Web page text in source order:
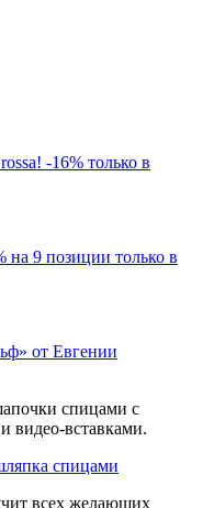
-16% только в
на 9 позиции только в
от Евгении
спицами с
видео-вставками.
спицами
всех желающих